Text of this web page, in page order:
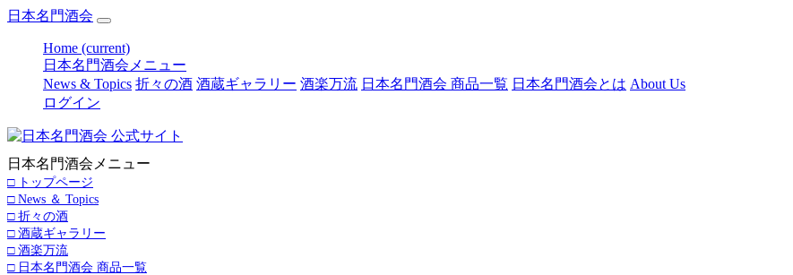
日本名門酒会
Home (current)
日本名門酒会メニュー
News & Topics 折々の酒 酒蔵ギャラリー 酒楽万流 日本名門酒会 商品一覧 日本名門酒会とは About Us
ログイン
日本名門酒会メニュー
□ トップページ
□ News ＆ Topics
□ 折々の酒
□ 酒蔵ギャラリー
□ 酒楽万流
□ 日本名門酒会 商品一覧